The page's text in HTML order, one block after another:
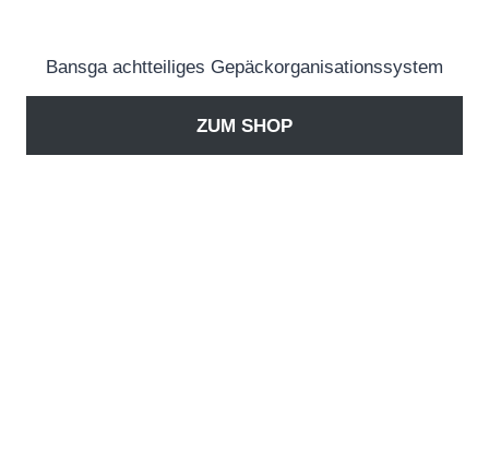
Bansga achtteiliges Gepäckorganisationssystem
ZUM SHOP